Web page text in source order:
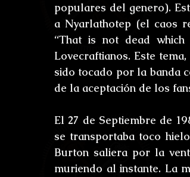
populares del genero).
a Nyarlathotep (el caos
“That is not dead
Lovecraftianos. Este
sido tocado por la banda
de la aceptación de los
El 27 de Septiembre de
se transportaba toco
Burton saliera por la
muriendo al instante. La